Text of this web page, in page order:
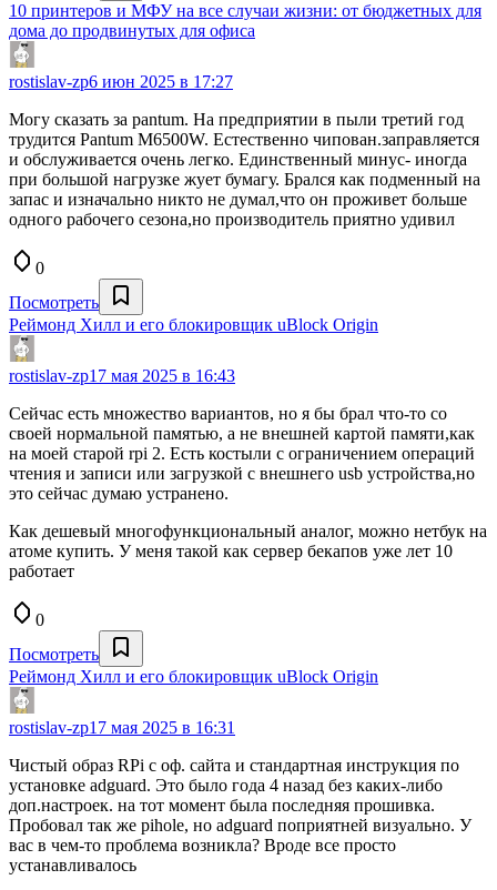
10 принтеров и МФУ на все случаи жизни: от бюджетных для
дома до продвинутых для офиса
rostislav-zp6 июн 2025 в 17:27
Могу сказать за pantum. На предприятии в пыли третий год
трудится Pantum M6500W. Естественно чипован.заправляется
и обслуживается очень легко. Единственный минус- иногда
при большой нагрузке жует бумагу. Брался как подменный на
запас и изначально никто не думал,что он проживет больше
одного рабочего сезона,но производитель приятно удивил
0
Посмотреть
Реймонд Хилл и его блокировщик uBlock Origin
rostislav-zp17 мая 2025 в 16:43
Сейчас есть множество вариантов, но я бы брал что-то со
своей нормальной памятью, а не внешней картой памяти,как
на моей старой rpi 2. Есть костыли с ограничением операций
чтения и записи или загрузкой с внешнего usb устройства,но
это сейчас думаю устранено.
Как дешевый многофункциональный аналог, можно нетбук на
атоме купить. У меня такой как сервер бекапов уже лет 10
работает
0
Посмотреть
Реймонд Хилл и его блокировщик uBlock Origin
rostislav-zp17 мая 2025 в 16:31
Чистый образ RPi с оф. сайта и стандартная инструкция по
установке adguard. Это было года 4 назад без каких-либо
доп.настроек. на тот момент была последняя прошивка.
Пробовал так же pihole, но adguard поприятней визуально. У
вас в чем-то проблема возникла? Вроде все просто
устанавливалось